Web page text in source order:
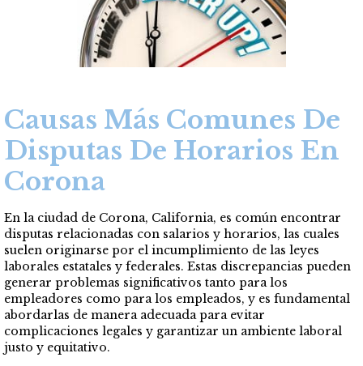
Causas Más Comunes De
Disputas De Horarios En
Corona
En la ciudad de Corona, California, es común encontrar
disputas relacionadas con salarios y horarios, las cuales
suelen originarse por el incumplimiento de las leyes
laborales estatales y federales. Estas discrepancias pueden
generar problemas significativos tanto para los
empleadores como para los empleados, y es fundamental
abordarlas de manera adecuada para evitar
complicaciones legales y garantizar un ambiente laboral
justo y equitativo.